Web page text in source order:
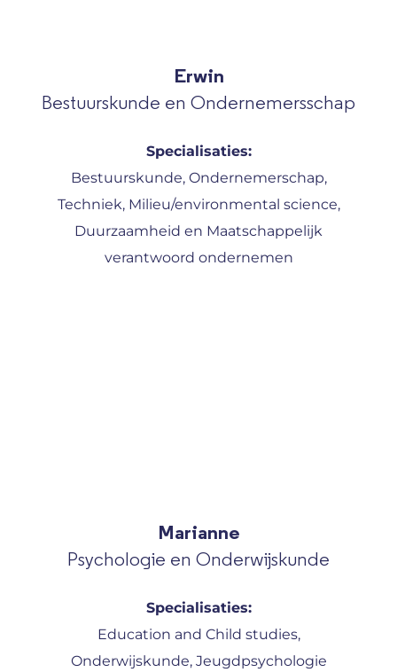
Erwin
Bestuurskunde en Ondernemersschap
Specialisaties:
Bestuurskunde, Ondernemerschap,
Techniek, Milieu/environmental science,
Duurzaamheid en Maatschappelijk
verantwoord ondernemen
Marianne
Psychologie en Onderwijskunde
Specialisaties:
Education and Child studies,
Onderwijskunde, Jeugdpsychologie